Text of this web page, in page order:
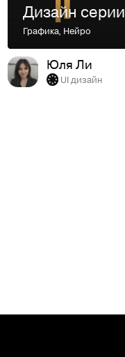
Графика, Нейро
Юля Ли
UI дизайн